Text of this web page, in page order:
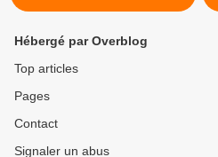
Hébergé par Overblog
Top articles
Pages
Contact
Signaler un abus